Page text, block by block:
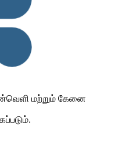
மற்றும் கேனை